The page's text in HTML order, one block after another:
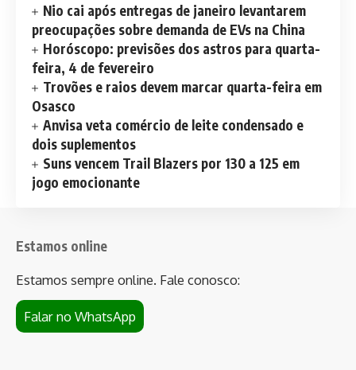
Nio cai após entregas de janeiro levantarem
preocupações sobre demanda de EVs na China
Horóscopo: previsões dos astros para quarta-
feira, 4 de fevereiro
Trovões e raios devem marcar quarta-feira em
Osasco
Anvisa veta comércio de leite condensado e
dois suplementos
Suns vencem Trail Blazers por 130 a 125 em
jogo emocionante
Estamos online
Estamos sempre online. Fale conosco:
Falar no WhatsApp